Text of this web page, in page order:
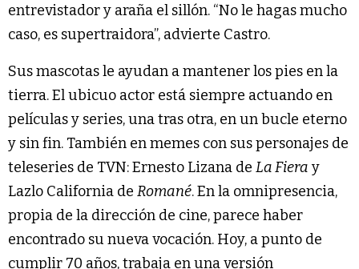
entrevistador y araña el sillón. “No le hagas mucho
caso, es supertraidora”, advierte Castro.
Sus mascotas le ayudan a mantener los pies en la
tierra. El ubicuo actor está siempre actuando en
películas y series, una tras otra, en un bucle eterno
y sin fin. También en memes con sus personajes de
teleseries de TVN: Ernesto Lizana de La Fiera y
Lazlo California de Romané. En la omnipresencia,
propia de la dirección de cine, parece haber
encontrado su nueva vocación. Hoy, a punto de
cumplir 70 años, trabaja en una versión